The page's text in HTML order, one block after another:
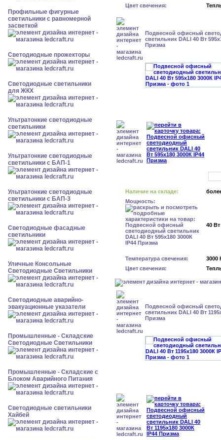
Профильные фигурные
светильники с равномерной
засветкой
Светодиодные прожекторы
Светодиодные светильники
для ЖКХ
Ультратонкие светодиодные
светильники
Ультратонкие светодиодные
светильники с БАП-1
Ультратонкие светодиодные
светильники с БАП-3
Светодиодные фасадные
светильники
Уличные Консольные
Светодиодные Светильники
Светодиодные аварийно-
эвакуационные указатели
Промышленные - Складские
Светодиодные Светильники
Промышленные - Складские с
Блоком Аварийного Питания
Светодиодные светильники
Хайбей
Цвет свечения:
Подвесной офисный
светильник DALI 40 Вт
Призма
Наличие на складе:
Мощность:
40 Вт
Температура свечения:
3000
Цвет свечения:
Подвесной офисный
светильник DALI 40 Вт
Призма